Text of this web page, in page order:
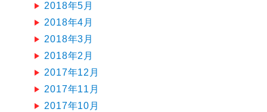
2018年5月
2018年4月
2018年3月
2018年2月
2017年12月
2017年11月
2017年10月